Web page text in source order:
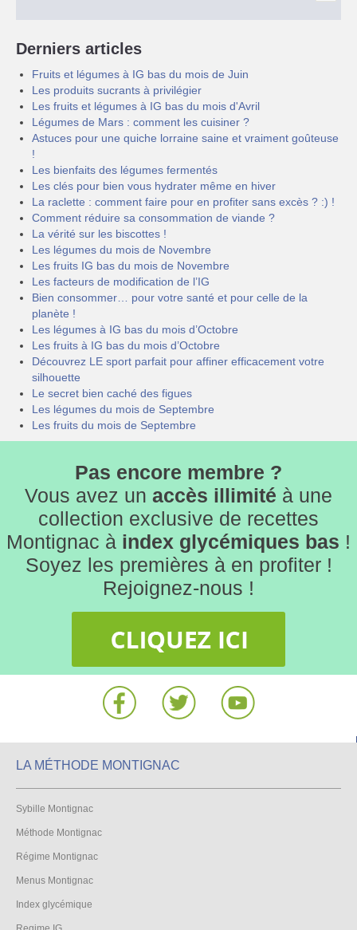
Derniers articles
Fruits et légumes à IG bas du mois de Juin
Les produits sucrants à privilégier
Les fruits et légumes à IG bas du mois d'Avril
Légumes de Mars : comment les cuisiner ?
Astuces pour une quiche lorraine saine et vraiment goûteuse
!
Les bienfaits des légumes fermentés
Les clés pour bien vous hydrater même en hiver
La raclette : comment faire pour en profiter sans excès ? :) !
Comment réduire sa consommation de viande ?
La vérité sur les biscottes !
Les légumes du mois de Novembre
Les fruits IG bas du mois de Novembre
Les facteurs de modification de l’IG
Bien consommer… pour votre santé et pour celle de la
planète !
Les légumes à IG bas du mois d’Octobre
Les fruits à IG bas du mois d’Octobre
Découvrez LE sport parfait pour affiner efficacement votre
silhouette
Le secret bien caché des figues
Les légumes du mois de Septembre
Les fruits du mois de Septembre
Pas encore membre ?
Vous avez un accès illimité à une
collection exclusive de recettes
Montignac à index glycémiques bas !
Soyez les premières à en profiter !
Rejoignez-nous !
LA MÉTHODE MONTIGNAC
Sybille Montignac
Méthode Montignac
Régime Montignac
Menus Montignac
Index glycémique